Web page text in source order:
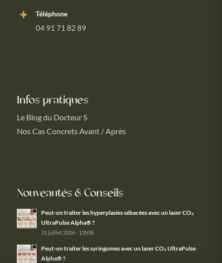
Téléphone
04 91 71 82 89
Infos pratiques
Le Blog du Docteur S
Nos Cas Concrets Avant / Après
Nouveautés & Conseils
Peut-on traiter les hyperplasies sébacées avec un laser CO₂
UltraPulse Alpha® ?
31 juillet 2026 - 12h08
Peut-on traiter les syringomes avec un laser CO₂ UltraPulse
Alpha® ?